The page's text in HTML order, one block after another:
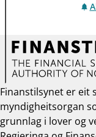
Finanstilsynet er eit
myndigheitsorgan
grunnlag i lover og